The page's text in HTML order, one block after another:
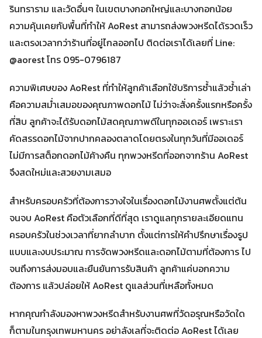
รินทราราม และวัดอื่นๆ ในเขตบางกอกใหญ่และบางกอกน้อย
ความคุ้นเคยกับพื้นที่ทำให้ AoRest สามารถส่งพวงหรีดได้รวดเร็ว
และตรงเวลากว่าร้านที่อยู่ไกลออกไป ติดต่อเราได้เลยที่ Line:
@aorest โทร 095-0796187
ความพิเศษของ AoRest ที่ทำให้ลูกค้าเลือกใช้บริการซ้ำแล้วซ้ำเล่า
คือความสม่ำเสมอของคุณภาพดอกไม้ ไม่ว่าจะสั่งครั้งแรกหรือครั้ง
ที่สิบ ลูกค้าจะได้รับดอกไม้สดคุณภาพดีในทุกออเดอร์ เพราะเรา
คัดสรรดอกไม้จากปากคลองตลาดโดยตรงในทุกวันที่มีออเดอร์
ไม่มีการสต็อกดอกไม้ค้างคืน ทุกพวงหรีดที่ออกจากร้าน AoRest
จึงสดใหม่และสวยงามเสมอ
สำหรับครอบครัวที่ต้องการวางใจในเรื่องดอกไม้งานศพตั้งแต่ต้น
จนจบ AoRest คือตัวเลือกที่ดีที่สุด เราดูแลทุกรายละเอียดแทน
ครอบครัวในช่วงเวลาที่ยากลำบาก ตั้งแต่การให้คำปรึกษาเรื่องรูป
แบบและงบประมาณ การจัดพวงหรีดและดอกไม้ตามที่ต้องการ ไป
จนถึงการส่งมอบและยืนยันการรับสินค้า ลูกค้าแค่บอกความ
ต้องการ แล้วปล่อยให้ AoRest ดูแลส่วนที่เหลือทั้งหมด
หากคุณกำลังมองหาพวงหรีดสำหรับงานศพที่วัดอรุณหรือวัดใด
ก็ตามในกรุงเทพมหานคร อย่าลังเลที่จะติดต่อ AoRest ได้เลย